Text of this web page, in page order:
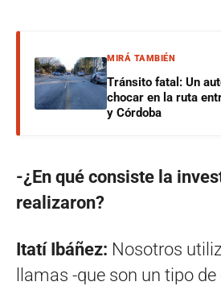
MIRÁ TAMBIÉN
Tránsito fatal: Un
chocar en la ruta
y Córdoba
-¿En qué consiste la
realizaron?
Itatí Ibáñez: Nosotros
llamas -que son un tipo